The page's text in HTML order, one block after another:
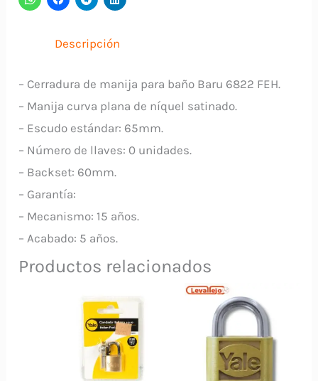
6822
cantidadDescripción
– Cerradura de manija para baño Baru 6822 FEH.
– Manija curva plana de níquel satinado.
– Escudo estándar: 65mm.
– Número de llaves: 0 unidades.
– Backset: 60mm.
– Garantía:
– Mecanismo: 15 años.
– Acabado: 5 años.
Productos relacionados